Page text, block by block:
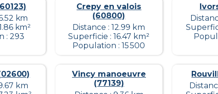
km
km²
: 293
Crepy en valois
(60800)
Distance : 12.99 km
Superficie : 16.47 km²
Population : 15 500
km
Vincy manoeuvre
(77139)